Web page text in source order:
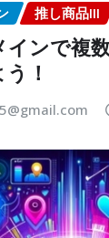
推し商品III
インで複
！